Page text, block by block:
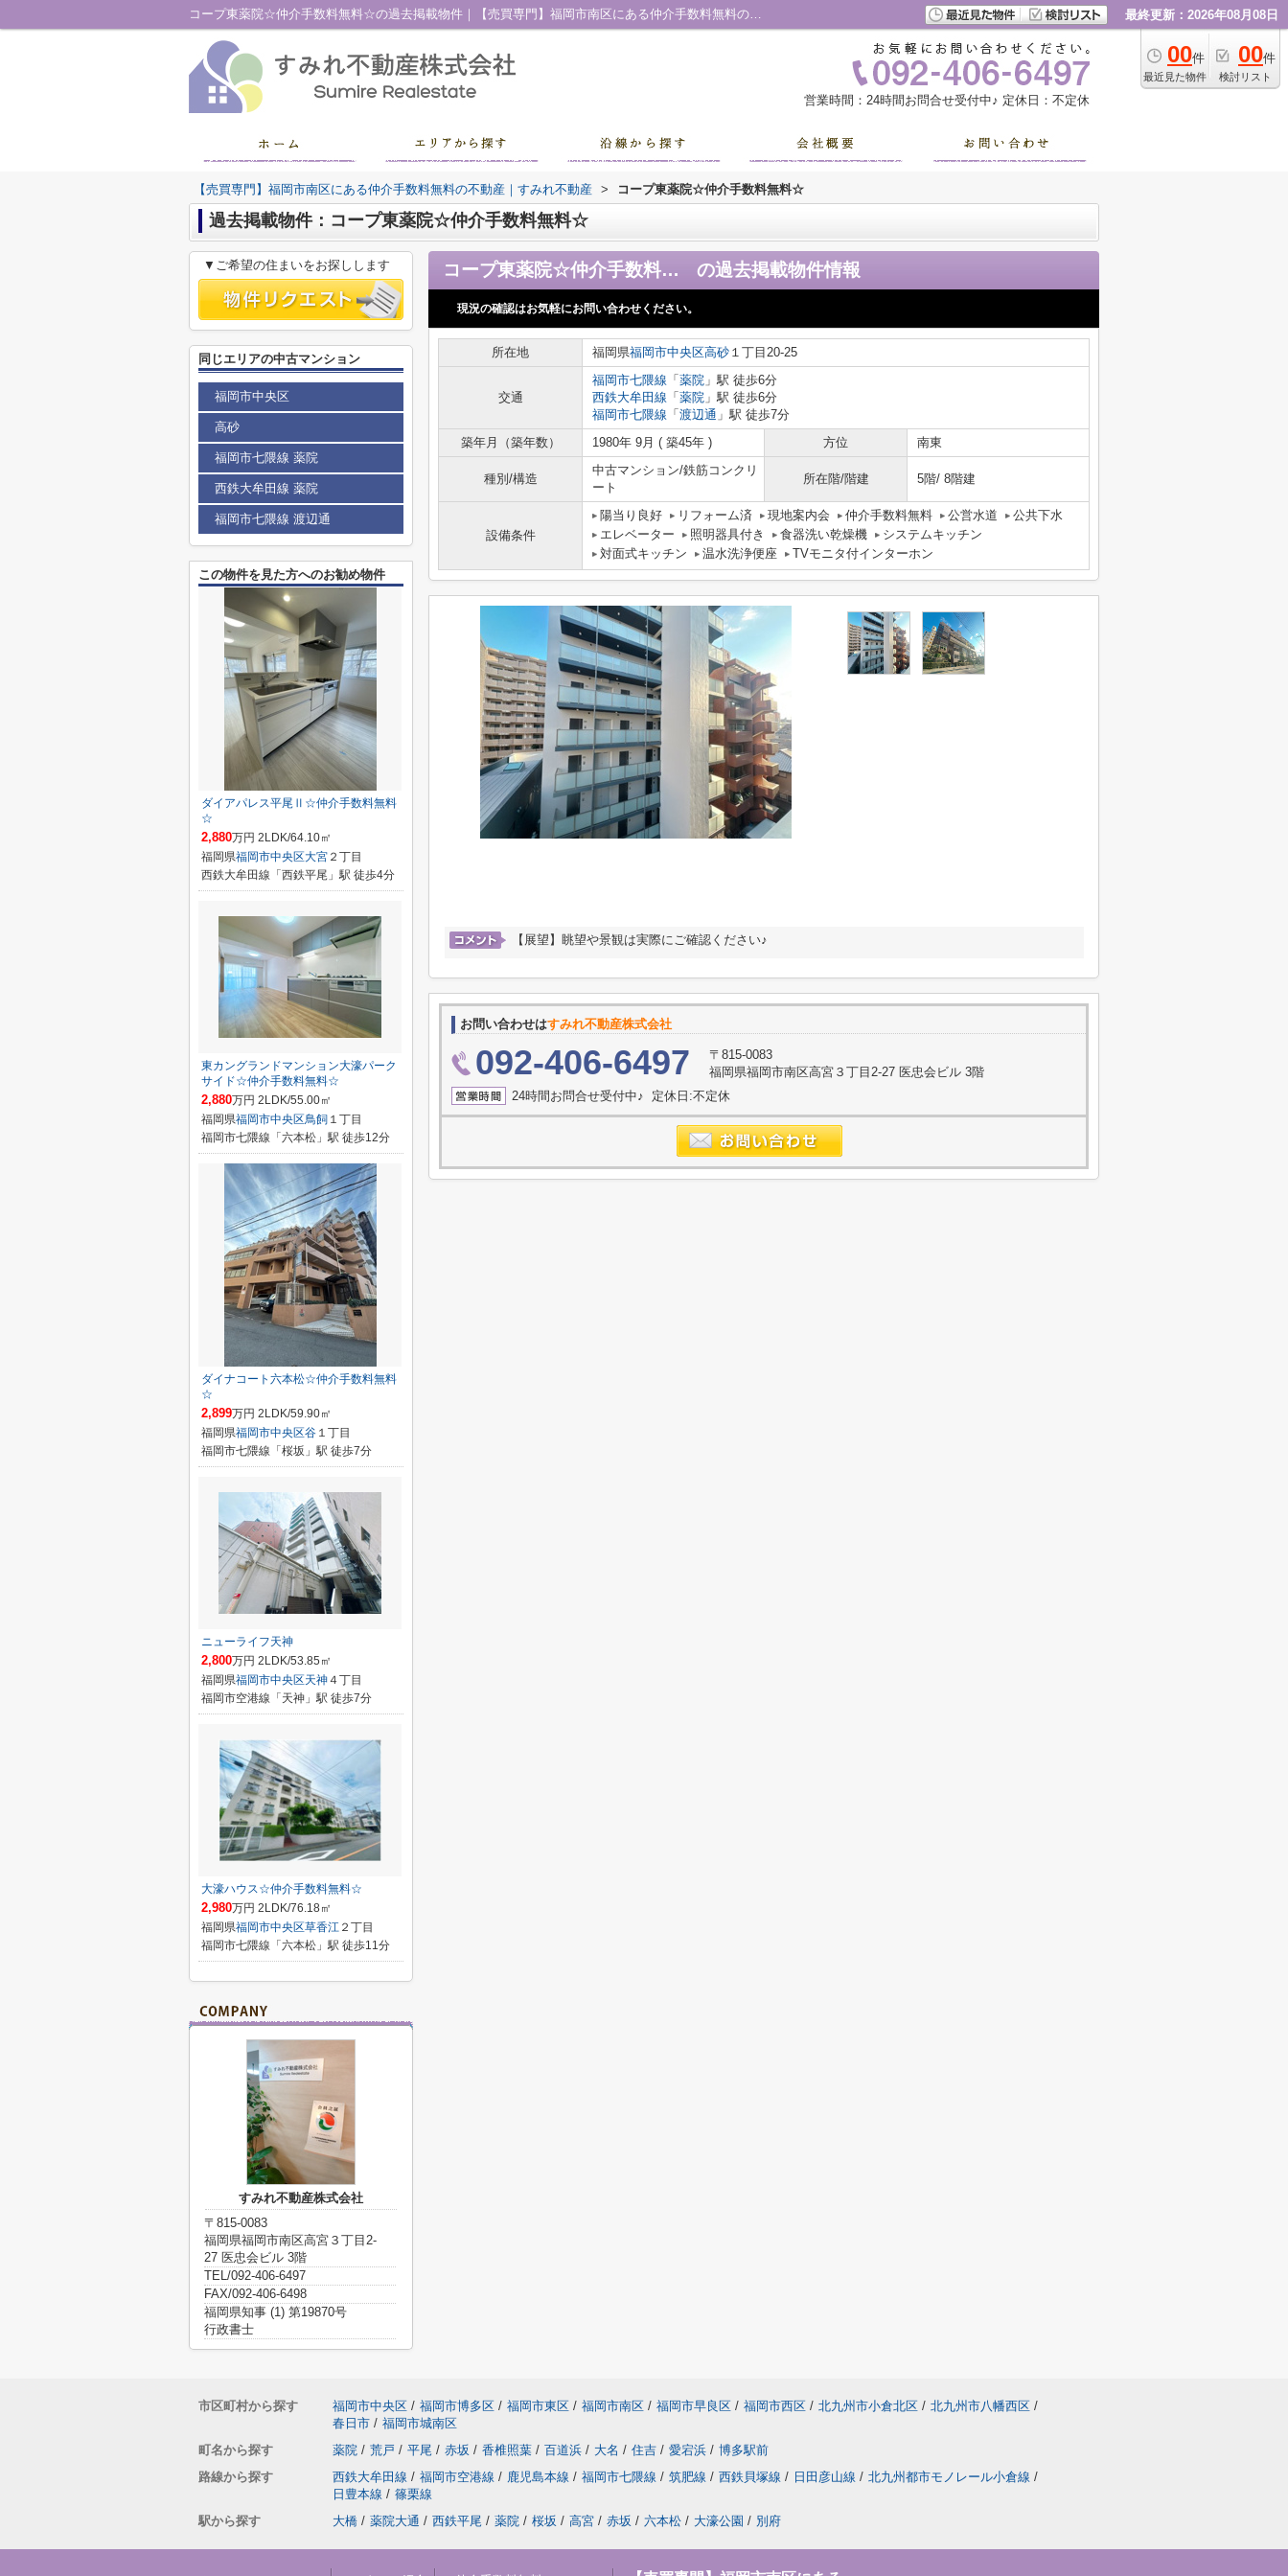
コープ東薬院☆仲介手数料無料☆の過去掲載物件｜【売買専門】福岡市南区にある仲介手数料無料の不動産｜すみれ不動産 最終更新：2026年08月08日
00件
最近見た物件
00件
検討リスト
営業時間：24時間お問合せ受付中♪ 定休日：不定休
【売買専門】福岡市南区にある仲介手数料無料の不動産｜すみれ不動産 > コープ東薬院☆仲介手数料無料☆
過去掲載物件：コープ東薬院☆仲介手数料無料☆
コープ東薬院☆仲介手数料無料☆ の過去掲載物件情報
現況の確認はお気軽にお問い合わせください。
所在地 福岡県福岡市中央区高砂 １丁目20-25
交通
福岡市七隈線 「 薬院 」駅 徒歩6分
西鉄大牟田線 「 薬院 」駅 徒歩6分
福岡市七隈線 「 渡辺通 」駅 徒歩7分
築年月（築年数）
1980年 9月 ( 築45年 ) 方位 南東
種別/構造
中古マンション/鉄筋コンクリ
ート
所在階/階建 5階/ 8階建
設備条件
陽当り良好 リフォーム済 現地案内会 仲介手数料無料 公営水道
公共下水
エレベーター
照明器具付き 食器洗い乾燥機
システムキッチン
対面式キッチン
温水洗浄便座 TVモニタ付インターホン
【展望】眺望や景観は実際にご確認ください♪
お問い合わせはすみれ不動産株式会社
092-406-6497
〒815-0083
福岡県福岡市南区高宮３丁目2-27 医忠会ビル 3階
24時間お問合せ受付中♪ 定休日:不定休
▼ご希望の住まいをお探しします
同じエリアの中古マンション
福岡市中央区
高砂
福岡市七隈線 薬院
西鉄大牟田線 薬院
福岡市七隈線 渡辺通
この物件を見た方へのお勧め物件
ダイアパレス平尾Ⅱ☆仲介手数料無料
☆
2,880万円 2LDK/64.10㎡
福岡県福岡市中央区大宮 ２丁目
西鉄大牟田線「西鉄平尾」駅 徒歩4分
東カングランドマンション大濠パーク
サイド☆仲介手数料無料☆
2,880万円 2LDK/55.00㎡
福岡県福岡市中央区鳥飼 １丁目
福岡市七隈線「六本松」駅 徒歩12分
ダイナコート六本松☆仲介手数料無料
☆
2,899万円 2LDK/59.90㎡
福岡県福岡市中央区谷 １丁目
福岡市七隈線「桜坂」駅 徒歩7分
ニューライフ天神
2,800万円 2LDK/53.85㎡
福岡県福岡市中央区天神４丁目
福岡市空港線「天神」駅 徒歩7分
大濠ハウス☆仲介手数料無料☆
2,980万円 2LDK/76.18㎡
福岡県福岡市中央区草香江 ２丁目
福岡市七隈線「六本松」駅 徒歩11分
すみれ不動産株式会社
〒815-0083
福岡県福岡市南区高宮３丁目2-
27 医忠会ビル 3階
TEL/092-406-6497
FAX/092-406-6498
福岡県知事 (1) 第19870号
行政書士
市区町村から探す 福岡市中央区 / 福岡市博多区 / 福岡市東区 / 福岡市南区 / 福岡市早良区 / 福岡市西区 / 北九州市小倉北区 / 北九州市八幡西区 /
春日市 / 福岡市城南区
町名から探す
薬院 / 荒戸 / 平尾 / 赤坂 / 香椎照葉 / 百道浜 / 大名 / 住吉 / 愛宕浜 / 博多駅前
路線から探す
西鉄大牟田線 / 福岡市空港線 / 鹿児島本線 / 福岡市七隈線 / 筑肥線 / 西鉄貝塚線 / 日田彦山線 / 北九州都市モノレール小倉線 /
日豊本線 / 篠栗線
駅から探す
大橋 / 薬院大通 / 西鉄平尾 / 薬院 / 桜坂 / 高宮 / 赤坂 / 六本松 / 大濠公園 / 別府